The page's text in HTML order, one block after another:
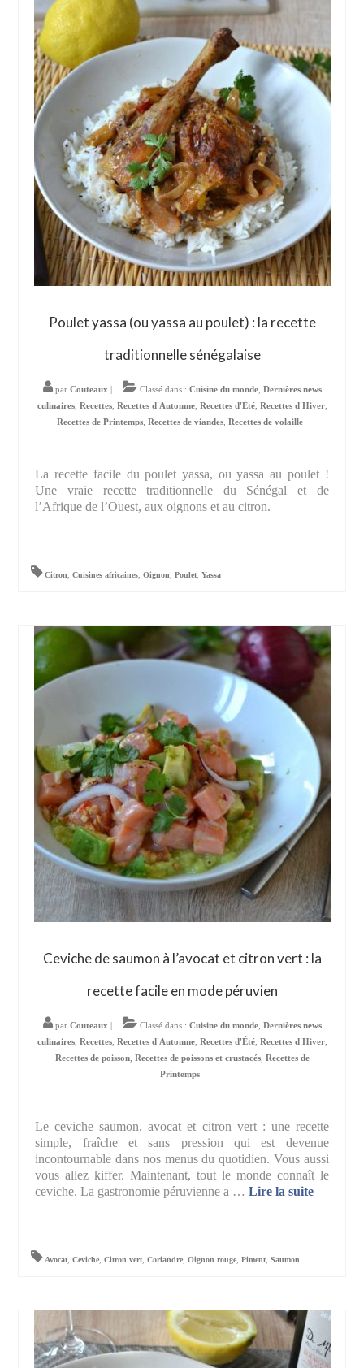
Poulet yassa (ou yassa au poulet) : la recette
traditionnelle sénégalaise
par Couteaux Classé dans : Cuisine du monde, Dernières news
culinaires, Recettes, Recettes d'Automne, Recettes d'Été, Recettes d'Hiver,
Recettes de Printemps Recettes de viandes Recettes de volaille
La recette facile du poulet yassa, ou yassa au poulet !
Une vraie recette traditionnelle du Sénégal et de
l’Afrique de l’Ouest, aux oignons et au citron.
Citron,Cuisines africaines,Oignon,Poulet,Yassa
Ceviche de saumon à l’avocat et citron vert : la
recette facile en mode péruvien
par Couteaux Classé dans : Cuisine du monde, Dernières news
culinaires, Recettes, Recettes d'Automne, Recettes d'Été, Recettes d'Hiver,
Recettes de poisson, Recettes de poissons et crustacés, Recettes de
Printemps
Le ceviche saumon, avocat et citron vert : une recette
simple, fraîche et sans pression qui est devenue
incontournable dans nos menus du quotidien. Vous aussi
vous allez kiffer. Maintenant, tout le monde connaît le
ceviche. La gastronomie péruvienne a …Lire la suite­­
Avocat,Ceviche,Citron vert,Coriandre,Oignon rouge,Piment,Saumon